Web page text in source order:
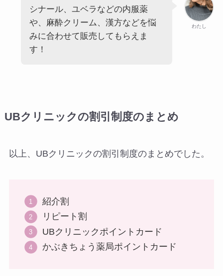
わたし
シナール、ユベラなどの内服薬
や、麻酔クリーム、漢方などを悩
みに合わせて販売してもらえま
す！
UBクリニックの割引制度のまとめ
以上、UBクリニックの割引制度のまとめでした。
紹介割
リピート割
UBクリニックポイントカード
かぶきちょう薬局ポイントカード